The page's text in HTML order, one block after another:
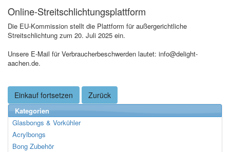
Online-Streitschlichtungsplattform
Die EU-Kommission stellt die Plattform für außergerichtliche
Streitschlichtung zum 20. Juli 2025 ein.
Unsere E-Mail für Verbraucherbeschwerden lautet: info@delight-
aachen.de.
Einkauf fortsetzen Zurück
Kategorien
Glasbongs & Vorkühler
Acrylbongs
Bong Zubehör